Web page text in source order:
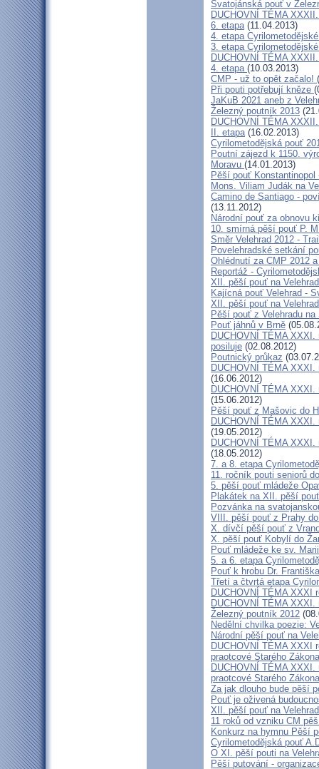
Svatojánská pouť v
DUCHOVNÍ TÉMA
6. etapa(11.04.2013)
4. etapa
3. etapa
DUCHOVNÍ TÉMA
4. etapa (10.03.2013)
CMP - už to opět začalo!
Při pouti potřebují kněze
JaKuB 2021 aneb z
Železný poutník 2013
DUCHOVNÍ TÉMA
II. etapa(16.02.2013)
Cyrilometodějská pouť
Poutní zájezd k 1150.
Moravu (14.01.2013)
Pěší pouť Konstantinopol
Mons. Viliam Judák na
Camino de Santiago -
(13.11.2012)
Národní pouť za obnovu
10. smírná pěší pouť P.
Směr Velehrad 2012 -
Povelehradské setkání
Ohlédnutí za CMP 2012
Reportáž -
XII. pěší pouť na
Kajícná pouť Velehrad -
XII. pěší pouť na
Pěší pouť z Velehradu na
Pouť jáhnů v Brně
DUCHOVNÍ TÉMA
posiluje (02.08.2012)
Poutnický průkaz
DUCHOVNÍ TÉMA
(16.06.2012)
DUCHOVNÍ TÉMA
(15.06.2012)
Pěší pouť z Mašovic do
DUCHOVNÍ TÉMA
(19.05.2012)
DUCHOVNÍ TÉMA
(18.05.2012)
7. a 8. etapa
11. ročník pouti seniorů
5. pěší pouť mládeže
Plakátek na XII. pěší
Pozvánka na
VIII. pěší pouť z Prahy
X. dívčí pěší pouť z
X. pěší pouť Kobylí do
Pouť mládeže ke sv.
5. a 6. etapa
Pouť k hrobu Dr.
Třetí a čtvrtá etapa
DUCHOVNÍ TÉMA XXXI
DUCHOVNÍ TÉMA
Železný poutník 2012
Nedělní chvilka poezie:
Národní pěší pouť na
DUCHOVNÍ TÉMA XXXI
praotcové Starého Zákona
DUCHOVNÍ TÉMA
praotcové Starého Zákona
Za jak dlouho bude pěší
Pouť je oživená
XII. pěší pouť na
11 roků od vzniku CM
Konkurz na hymnu Pěší
Cyrilometodějská pouť
O XI. pěší pouti na
Pěší putování -